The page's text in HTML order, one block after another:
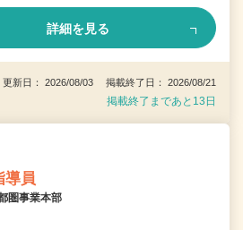
詳細を見る
更新日： 2026/08/03 掲載終了日： 2026/08/21
掲載終了まであと13日
導員
圏事業本部